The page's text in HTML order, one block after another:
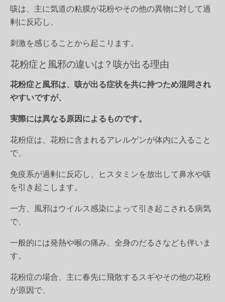
咳は、主に気道の粘膜が花粉やその他の異物に対して過
剰に反応し、
刺激を感じることから起こります。
花粉症と風邪の違いは？咳が出る理由
花粉症と風邪は、咳が出る症状を共に持つため混同され
やすいですが、
実際には異なる原因によるものです。
花粉症は、花粉に含まれるアレルゲンが体内に入ること
で、
免疫系が過剰に反応し、ヒスタミンを放出して鼻水や咳
を引き起こします。
一方、風邪はウイルス感染によって引き起こされる病気
で、
一般的には発熱や喉の痛み、全身のだるさなども伴いま
す。
花粉症の場合、主に春先に飛散するスギやその他の花粉
が原因で、